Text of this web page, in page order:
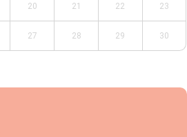
20 21 22 23
27 28 29 30